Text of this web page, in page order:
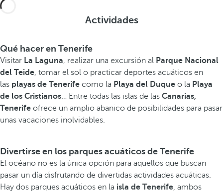
Actividades
Qué hacer en Tenerife
Visitar La Laguna, realizar una excursión al Parque Nacional
del Teide, tomar el sol o practicar deportes acuáticos en
las playas de Tenerife como la Playa del Duque o la Playa
de los Cristianos… Entre todas las islas de las Canarias,
Tenerife ofrece un amplio abanico de posibilidades para pasar
unas vacaciones inolvidables.
Divertirse en los parques acuáticos de Tenerife
El océano no es la única opción para aquellos que buscan
pasar un día disfrutando de divertidas actividades acuáticas.
Hay dos parques acuáticos en la isla de Tenerife, ambos